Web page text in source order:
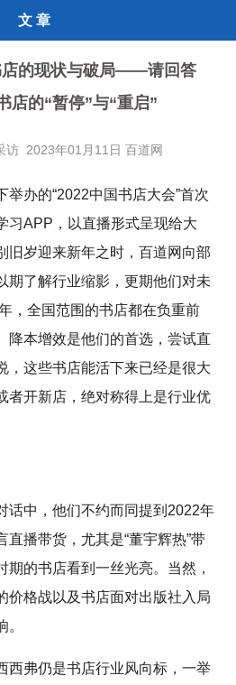
文 章
店的现状与破局——请回答
店的“暂停”与“重启”
访 2023年01月11日 百道网
举办的“2022中国书店大会”首次
习APP，以直播形式呈现给大
旧岁迎来新年之时，百道网向部
期了解行业缩影，更期他们对未
，全国范围的书店都在负重前
降本增效是他们的首选，尝试直
，这些书店能活下来已经是很大
者开新店，绝对称得上是行业优
话中，他们不约而同提到2022年
播带货，尤其是“董宇辉热”带
期的书店看到一丝光亮。当然，
价格战以及书店面对出版社入局
西弗仍是书店行业风向标，一举